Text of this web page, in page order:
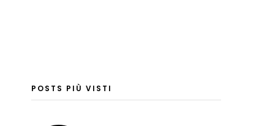
POSTS PIÙ VISTI